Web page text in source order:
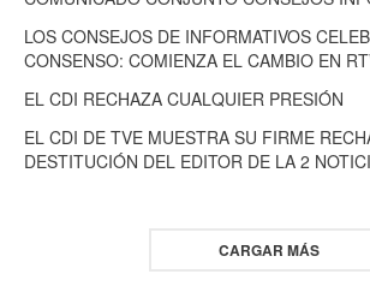
LOS CONSEJOS DE INFORMATIVOS
CONSENSO: COMIENZA EL CAMBIO EN
EL CDI RECHAZA CUALQUIER PRESIÓN
EL CDI DE TVE MUESTRA SU FIRME
DESTITUCIÓN DEL EDITOR DE LA 2
CARGAR MÁS